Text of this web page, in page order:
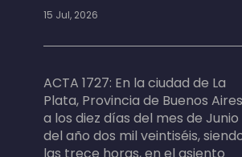
15 Jul, 2026
ACTA 1727: En la ciudad de La
Plata, Provincia de Buenos Aires
a los diez días del mes de Junio
del año dos mil veintiséis,